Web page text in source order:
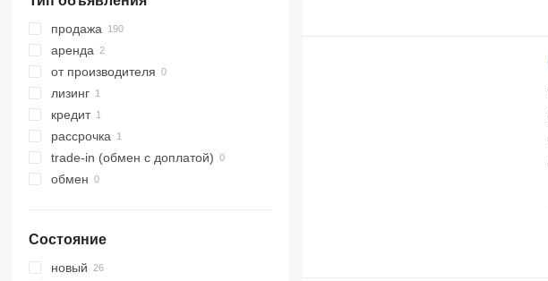
продажа
аренда
от производителя
лизинг
кредит
рассрочка
trade-in (обмен с доплатой)
обмен
Состояние
новый